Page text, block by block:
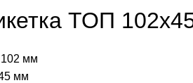
ТОП
102 мм
мм